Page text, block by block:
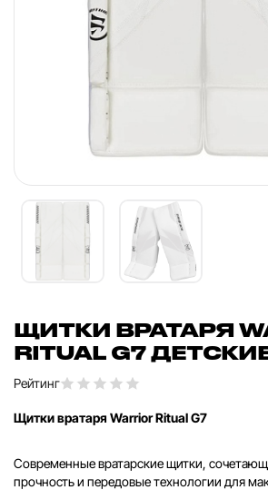
ЩИТКИ ВРАТАРЯ
RITUAL G7
Рейтинг
Щитки вратаря Warrior Ritual G7
Современные вратарские щитки,
прочность и передовые технологии для